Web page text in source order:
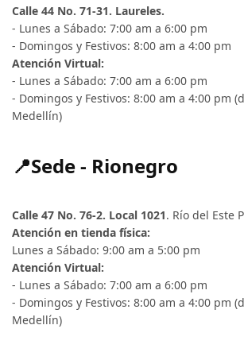
Calle 44 No. 71-31. Laureles.
- Lunes a Sábado: 7:00 am a 6:00 pm
- Domingos y Festivos: 8:00 am a 4:00 pm
Atención Virtual:
- Lunes a Sábado: 7:00 am a 6:00 pm
- Domingos y Festivos: 8:00 am a 4:00 pm
Medellín)
📍Sede - Rionegro
Calle 47 No. 76-2. Local 1021. Río del Este
Atención en tienda física:
Lunes a Sábado: 9:00 am a 5:00 pm
Atención Virtual:
- Lunes a Sábado: 7:00 am a 6:00 pm
- Domingos y Festivos: 8:00 am a 4:00 pm
Medellín)